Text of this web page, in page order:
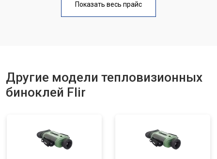
Показать весь прайс
Другие модели тепловизионных
биноклей Flir